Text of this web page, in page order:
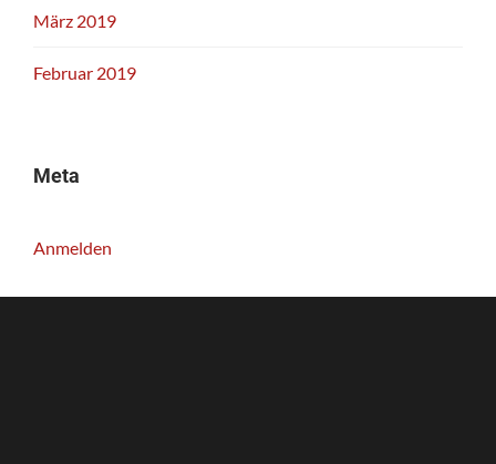
März 2019
Februar 2019
Meta
Anmelden